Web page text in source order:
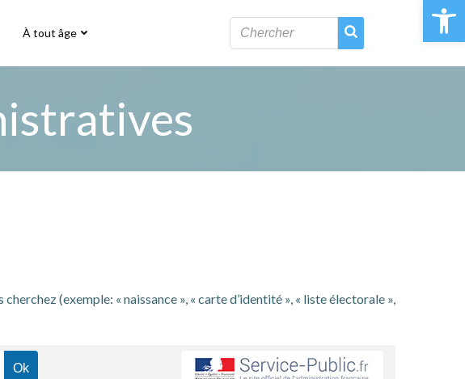
Ouvrir
À tout âge
(exemple: « naissance », « carte d’identité », « liste électorale »,